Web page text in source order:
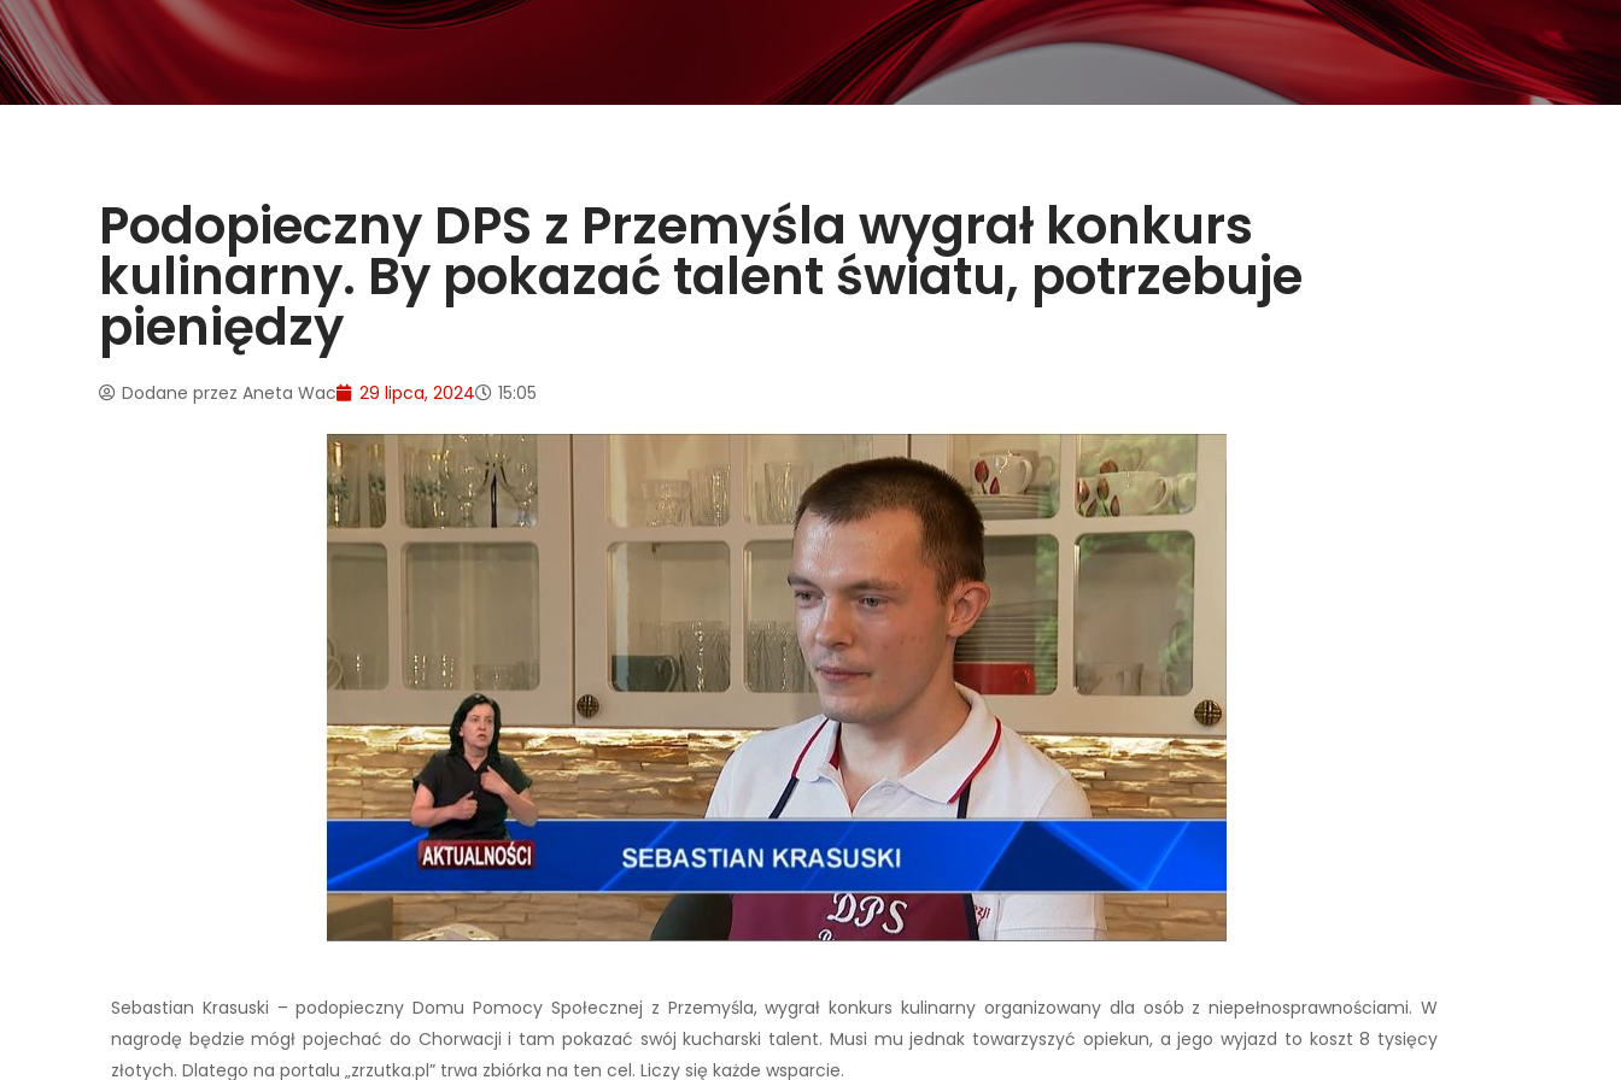
Podopieczny DPS z Przemyśla wygrał konkurs
kulinarny. By pokazać talent światu, potrzebuje
pieniędzy
Dodane przez Aneta Wac 29 lipca, 2024 15:05
Sebastian Krasuski – podopieczny Domu Pomocy Społecznej z Przemyśla, wygrał konkurs kulinarny organizowany dla osób z niepełnosprawnościami. W
nagrodę będzie mógł pojechać do Chorwacji i tam pokazać swój kucharski talent. Musi mu jednak towarzyszyć opiekun, a jego wyjazd to koszt 8 tysięcy
złotych. Dlatego na portalu „zrzutka.pl” trwa zbiórka na ten cel. Liczy się każde wsparcie.